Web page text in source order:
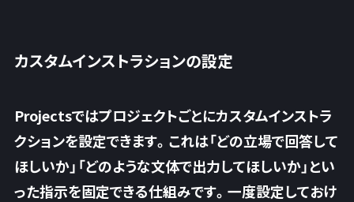
カスタムインストラションの設定
Projectsではプロジェクトごとにカスタムインストラ
クションを設定できます。これは「どの立場で回答して
ほしいか」「どのような文体で出力してほしいか」とい
った指示を固定できる仕組みです。一度設定しておけ